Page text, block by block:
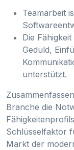
Teamarbeit
Die
Geduld,
unterstützt.
Branche die
Schlüsselfaktor
Markt der